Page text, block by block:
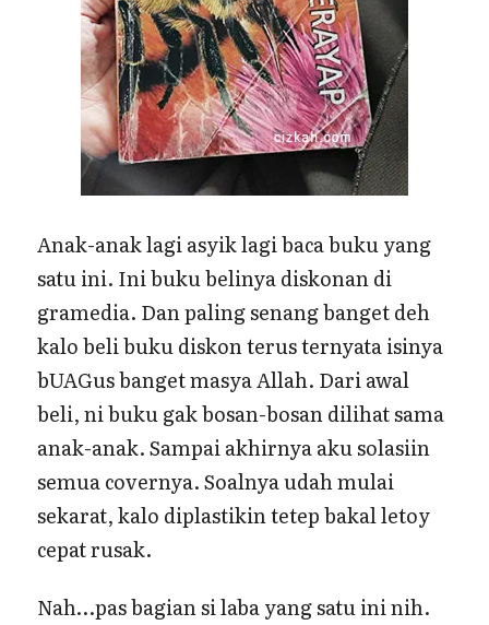
Anak-anak lagi asyik lagi baca buku yang
satu ini. Ini buku belinya diskonan di
gramedia. Dan paling senang banget deh
kalo beli buku diskon terus ternyata isinya
bUAGus banget masya Allah. Dari awal
beli, ni buku gak bosan-bosan dilihat sama
anak-anak. Sampai akhirnya aku solasiin
semua covernya. Soalnya udah mulai
sekarat, kalo diplastikin tetep bakal letoy
cepat rusak.
Nah…pas bagian si laba yang satu ini nih.